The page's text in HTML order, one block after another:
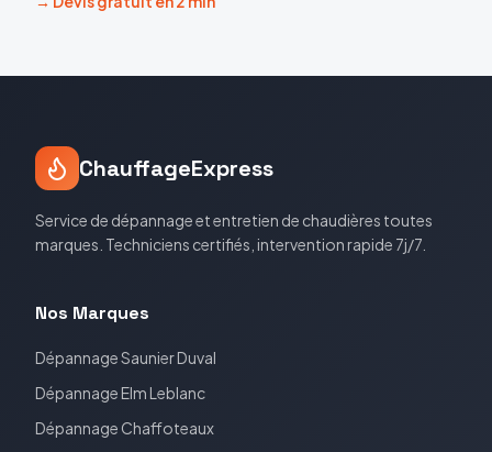
ChauffageExpress
Service de dépannage et entretien de chaudières toutes
marques. Techniciens certifiés, intervention rapide 7j/7.
Nos Marques
DépannageSaunier Duval
DépannageElm Leblanc
Dépannage Chaffoteaux